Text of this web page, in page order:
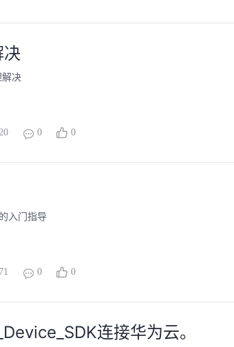
解决
0 0
入门指导
0 0
连接华为云。